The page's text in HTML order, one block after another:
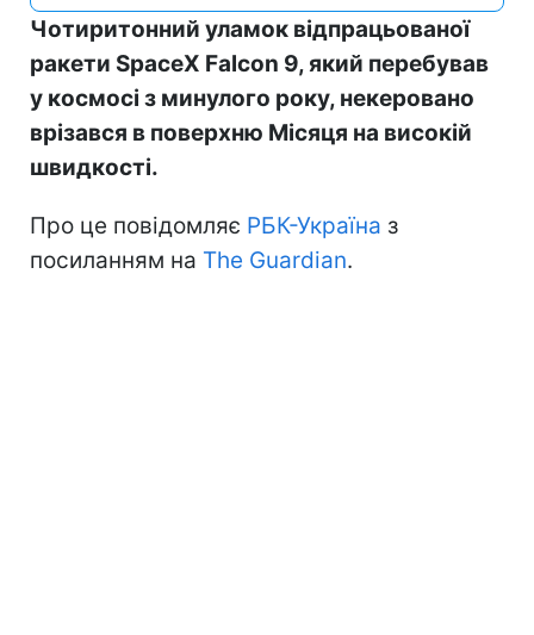
Чотиритонний уламок відпрацьованої
ракети SpaceX Falcon 9, який перебував
у космосі з минулого року, некеровано
врізався в поверхню Місяця на високій
швидкості.
Про це повідомляє РБК-Україна з
посиланням на The Guardian.